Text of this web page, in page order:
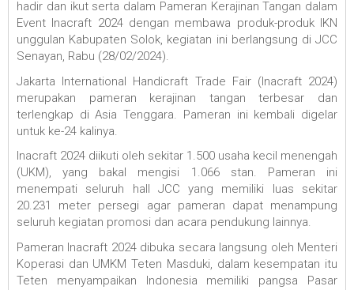
hadir dan ikut serta dalam Pameran Kerajinan Tangan dalam
Event Inacraft 2024 dengan membawa produk-produk IKN
unggulan Kabupaten Solok, kegiatan ini berlangsung di JCC
Senayan, Rabu (28/02/2024).
Jakarta International Handicraft Trade Fair (Inacraft 2024)
merupakan pameran kerajinan tangan terbesar dan
terlengkap di Asia Tenggara. Pameran ini kembali digelar
untuk ke-24 kalinya.
Inacraft 2024 diikuti oleh sekitar 1.500 usaha kecil menengah
(UKM), yang bakal mengisi 1.066 stan. Pameran ini
menempati seluruh hall JCC yang memiliki luas sekitar
20.231 meter persegi agar pameran dapat menampung
seluruh kegiatan promosi dan acara pendukung lainnya.
Pameran Inacraft 2024 dibuka secara langsung oleh Menteri
Koperasi dan UMKM Teten Masduki, dalam kesempatan itu
Teten menyampaikan Indonesia memiliki pangsa Pasar